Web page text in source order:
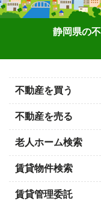
静岡県の
不動産を買う
不動産を売る
老人ホーム検索
賃貸物件検索
賃貸管理委託